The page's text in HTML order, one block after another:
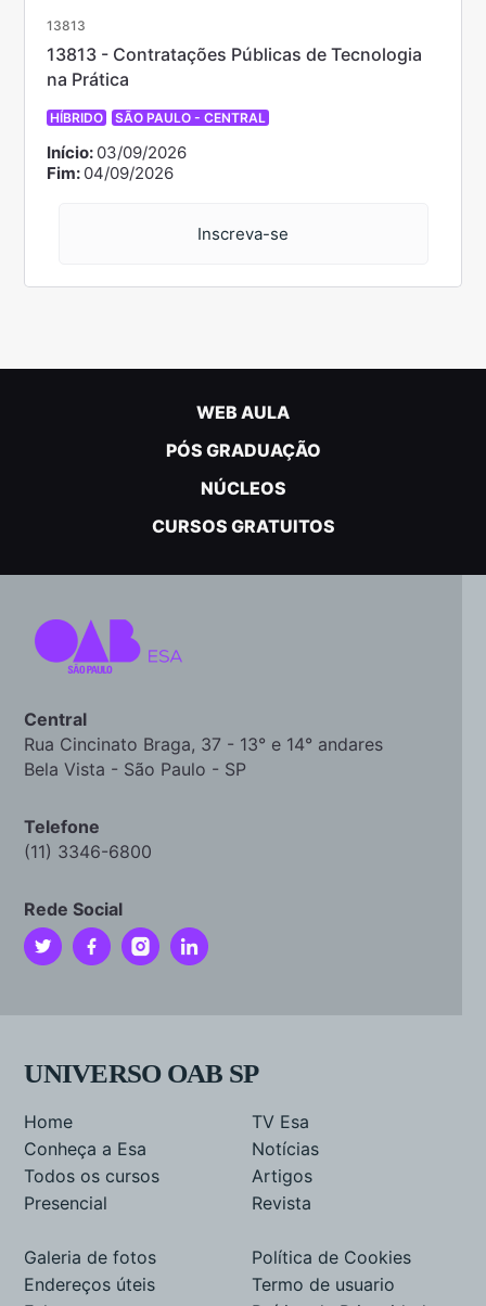
13813
13813 - Contratações Públicas de Tecnologia
na Prática
HÍBRIDO SÃO PAULO - CENTRAL
Início: 03/09/2026
Fim: 04/09/2026
Inscreva-se
WEB AULA
PÓS GRADUAÇÃO
NÚCLEOS
CURSOS GRATUITOS
Central
Rua Cincinato Braga, 37 - 13° e 14° andares
Bela Vista - São Paulo - SP
Telefone
(11) 3346-6800
Rede Social
UNIVERSO OAB SP
Home
Conheça a Esa
Todos os cursos
Presencial
TV Esa
Notícias
Artigos
Revista
Galeria de fotos
Endereços úteis
Política de Cookies
Termo de usuario